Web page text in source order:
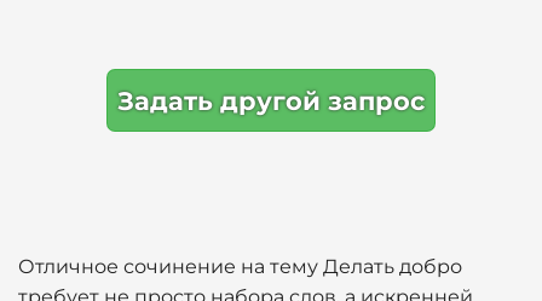
Задать другой запрос
Отличное сочинение на тему Делать добро